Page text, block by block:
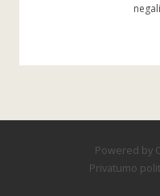
Powered by
Privatumo